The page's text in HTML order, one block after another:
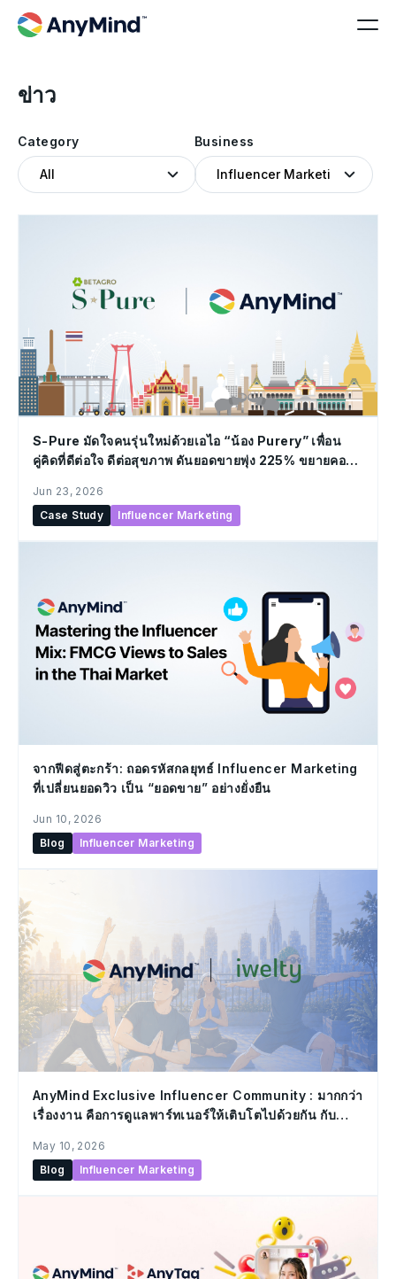
ข่าว
Category Business
Case Study Influencer Marketing
Jun 23, 2026
S-Pure มัดใจคนรุ่นใหม่ด้วยเอไอ “น้อง Purery” เพื่อน
คู่คิดที่ดีต่อใจ ดีต่อสุขภาพ ดันยอดขายพุ่ง 225% ขยายคอม
จากฟีดสู่ตะกร้า: ถอดรหัสกลยุทธ์ Influencer Marketing
ที่เปลี่ยนยอดวิว เป็น “ยอดขาย” อย่างยั่งยืน
Jun 10, 2026
Blog
Influencer Marketing
AnyMind Exclusive Influencer Community : มากกว่า
เรื่องงาน คือการดูแลพาร์ทเนอร์ให้เติบโตไปด้วยกัน กับ
Stronger Inside, The Better Outside”
May 10, 2026
Blog
Influencer Marketing